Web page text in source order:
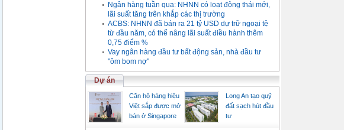
Ngân hàng tuần qua: NHNN có loạt động thái mới,
lãi suất tăng trên khắp các thị trường
ACBS: NHNN đã bán ra 21 tỷ USD dự trữ ngoại tệ
từ đầu năm, có thể nâng lãi suất điều hành thêm
0,75 điểm %
Vay ngân hàng đầu tư bất động sản, nhà đầu tư
"ôm bom nợ"
Dự án
Căn hộ hàng hiệu
Việt sắp được mở
bán ở Singapore
Long An tạo quỹ
đất sạch hút đầu
tư